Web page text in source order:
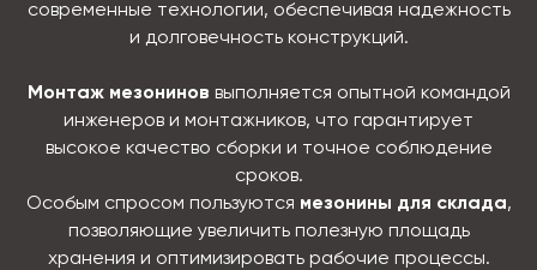
современные технологии, обеспечивая надежность
и долговечность конструкций.
Монтаж мезонинов выполняется опытной командой
инженеров и монтажников, что гарантирует
высокое качество сборки и точное соблюдение
сроков.
Особым спросом пользуются мезонины для склада,
позволяющие увеличить полезную площадь
хранения и оптимизировать рабочие процессы.